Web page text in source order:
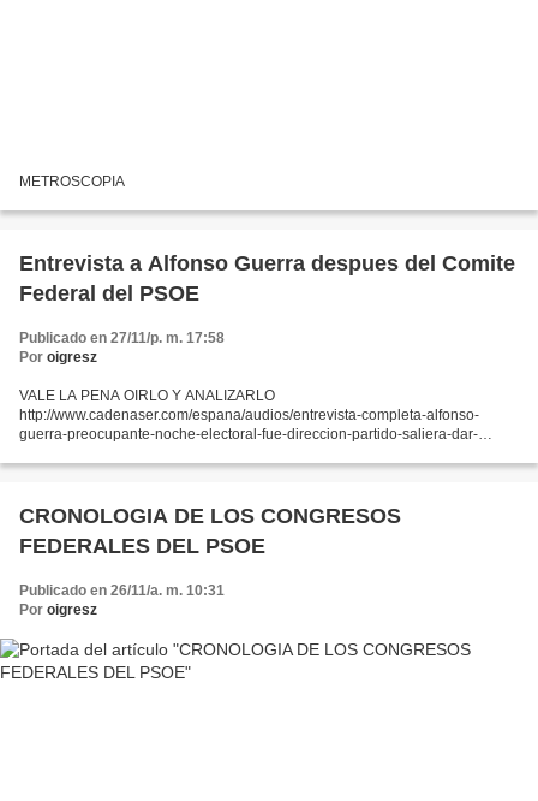
METROSCOPIA
Entrevista a Alfonso Guerra despues del Comite
Federal del PSOE
Publicado en 27/11/p. m. 17:58
Por oigresz
VALE LA PENA OIRLO Y ANALIZARLO
http://www.cadenaser.com/espana/audios/entrevista-completa-alfonso-
guerra-preocupante-noche-electoral-fue-direccion-partido-saliera-dar-
CRONOLOGIA DE LOS CONGRESOS
FEDERALES DEL PSOE
Publicado en 26/11/a. m. 10:31
Por oigresz